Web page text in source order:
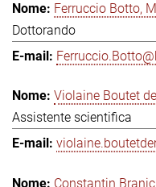
Ferruccio Botto,
Dottorando
Violaine Boutet
Assistente scientifica
Constantin Branic